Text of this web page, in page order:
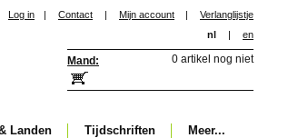
Log in | Contact | Mijn account |
Verlanglijstje
nl
| en
Mand: 0 artikel nog niet
Landen Tijdschriften Meer...